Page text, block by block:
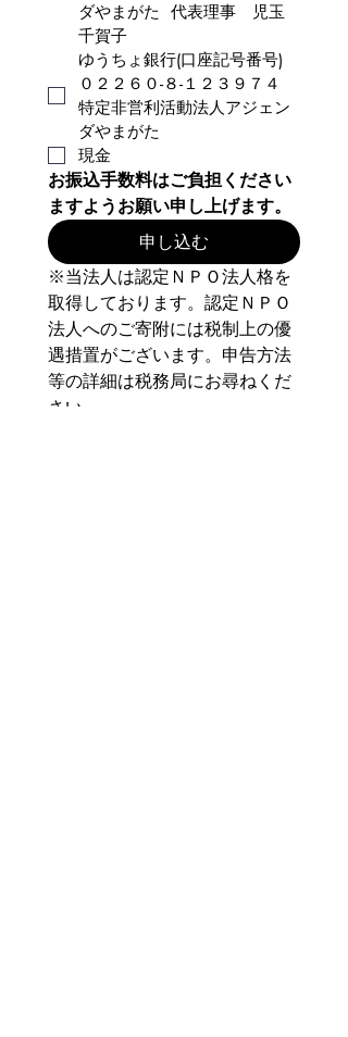
ダやまがた  代表理事　児玉
千賀子
ゆうちょ銀行(口座記号番号)
０２２６０-８-１２３９７４
特定非営利活動法人アジェン
ダやまがた
現金
お振込手数料はご負担ください
ますようお願い申し上げます。
申し込む
※当法人は認定ＮＰＯ法人格を
取得しております。認定ＮＰＯ
法人へのご寄附には税制上の優
遇措置がございます。申告方法
等の詳細は税務局にお尋ねくだ
さい。